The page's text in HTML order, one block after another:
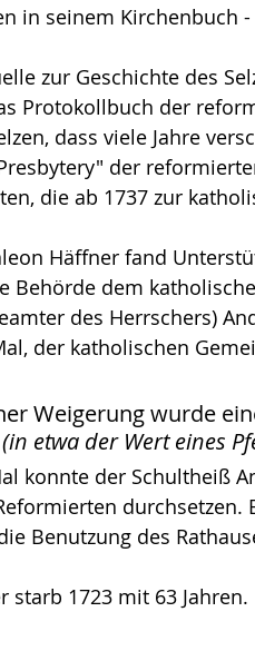
in seinem Kirchenbuch
zur Geschichte des
Protokollbuch der
dass viele Jahre
der
die ab 1737 zur
Häffner fand
Behörde dem
des Herrschers)
der katholischen
Weigerung wurde
(in etwa der Wert eines
konnte der Schultheiß
Benutzung des
starb 1723 mit 63